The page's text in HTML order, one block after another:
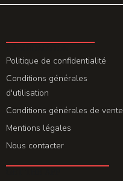
Politique de confidentialité
Conditions générales
d'utilisation
Conditions générales de vente
Mentions légales
Nous contacter